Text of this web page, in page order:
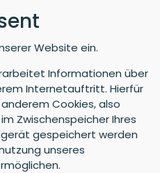
Website ein.
Informationen über
Internetauftritt. Hierfür
Cookies, also
Zwischenspeicher Ihres
gespeichert werden
unseres